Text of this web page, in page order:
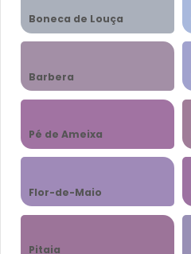
Boneca de Louça
Barbera
Pé de Ameixa
Flor-de-Maio
Pitaia